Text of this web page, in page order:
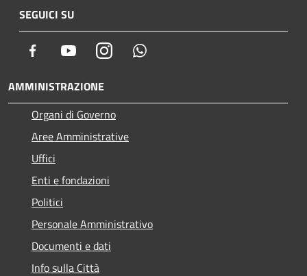
SEGUICI SU
Facebook YoutubeInstagram
AMMINISTRAZIONE
Organi di Governo
Aree Amministrative
Uffici
Enti e fondazioni
Politici
Personale Amministrativo
Documenti e dati
Info sulla Città